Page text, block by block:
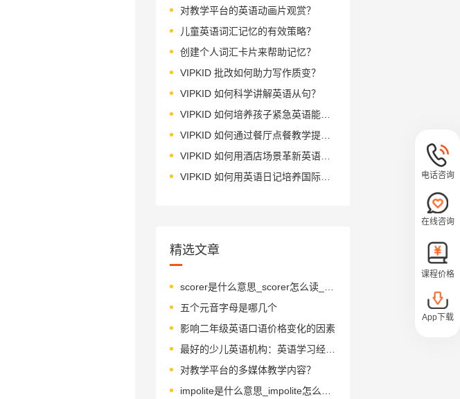
对教学平台的英语动画片观赏？
儿童英语词汇记忆的有效策略？
创建个人词汇卡片来帮助记忆？
VIPKID 批改如何助力写作质变？
VIPKID 如何科学讲解英语从句？
VIPKID 如何培养孩子紧急英语能力？
VIPKID 如何通过餐厅点餐教学提升少儿英语应用能力？
VIPKID 如何用酒店场景革新英语教学？
VIPKID 如何用英语日记培养国际化人才？
精选文章
五个元音字母是哪几个
影响二年级英语口语价格变化的因素
最好的少儿英语机构：英语学习经验分享
对教学平台的多媒体教学内容？
电话咨询
在线咨询
课程价格
App下载